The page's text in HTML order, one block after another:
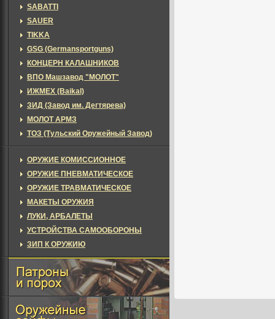
SABATTI
SAUER
TIKKA
GSG (Germansportguns)
КОНЦЕРН КАЛАШНИКОВ
ВПО Машзавод "МОЛОТ"
ИЖМЕХ (Baikal)
ЗИД (Завод им. Дегтярева)
МОЛОТ АРМЗ
ТОЗ (Тульский Оружейный Завод)
ОРУЖИЕ КОМИССИОННОЕ
ОРУЖИЕ ПНЕВМАТИЧЕСКОЕ
ОРУЖИЕ ТРАВМАТИЧЕСКОЕ
МАКЕТЫ ОРУЖИЯ
ЛУКИ, АРБАЛЕТЫ
УСТРОЙСТВА САМООБОРОНЫ
ЗИП К ОРУЖИЮ